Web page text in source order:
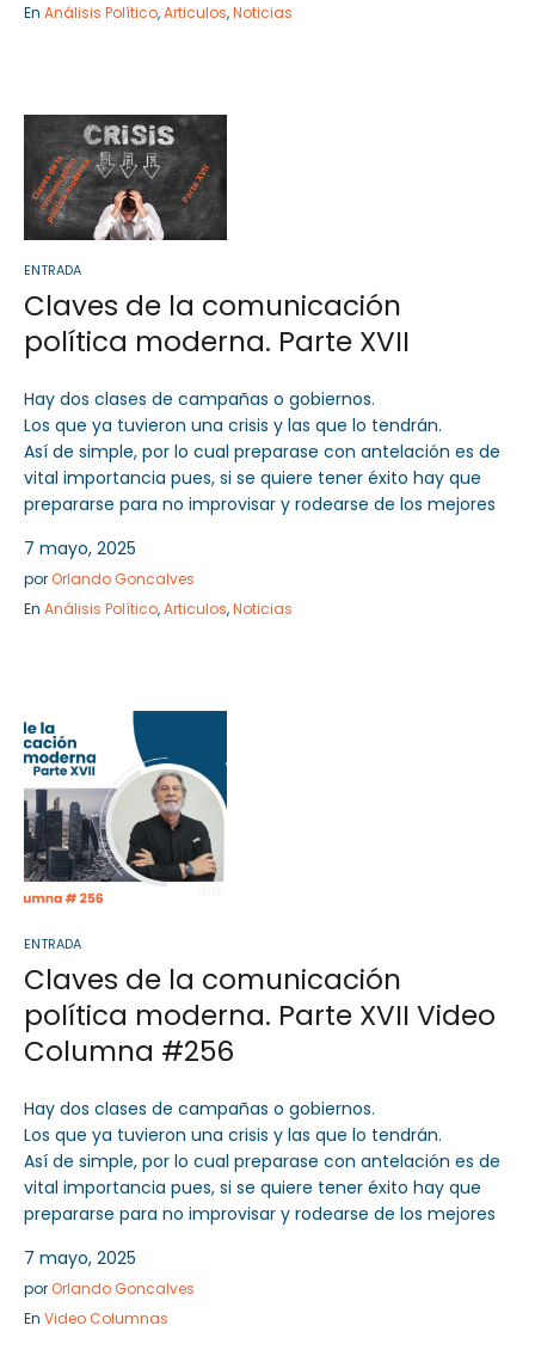
En Análisis Político,Articulos,Noticias
ENTRADA
Claves de la comunicación
política moderna. Parte XVII
Hay dos clases de campañas o gobiernos.
Los que ya tuvieron una crisis y las que lo tendrán.
Así de simple, por lo cual preparase con antelación es de
vital importancia pues, si se quiere tener éxito hay que
prepararse para no improvisar y rodearse de los mejores
7 mayo, 2025
por Orlando Goncalves
En Análisis Político,Articulos,Noticias
ENTRADA
Claves de la comunicación
política moderna. Parte XVII Video
Columna #256
Hay dos clases de campañas o gobiernos.
Los que ya tuvieron una crisis y las que lo tendrán.
Así de simple, por lo cual preparase con antelación es de
vital importancia pues, si se quiere tener éxito hay que
prepararse para no improvisar y rodearse de los mejores
7 mayo, 2025
por Orlando Goncalves
En Video Columnas